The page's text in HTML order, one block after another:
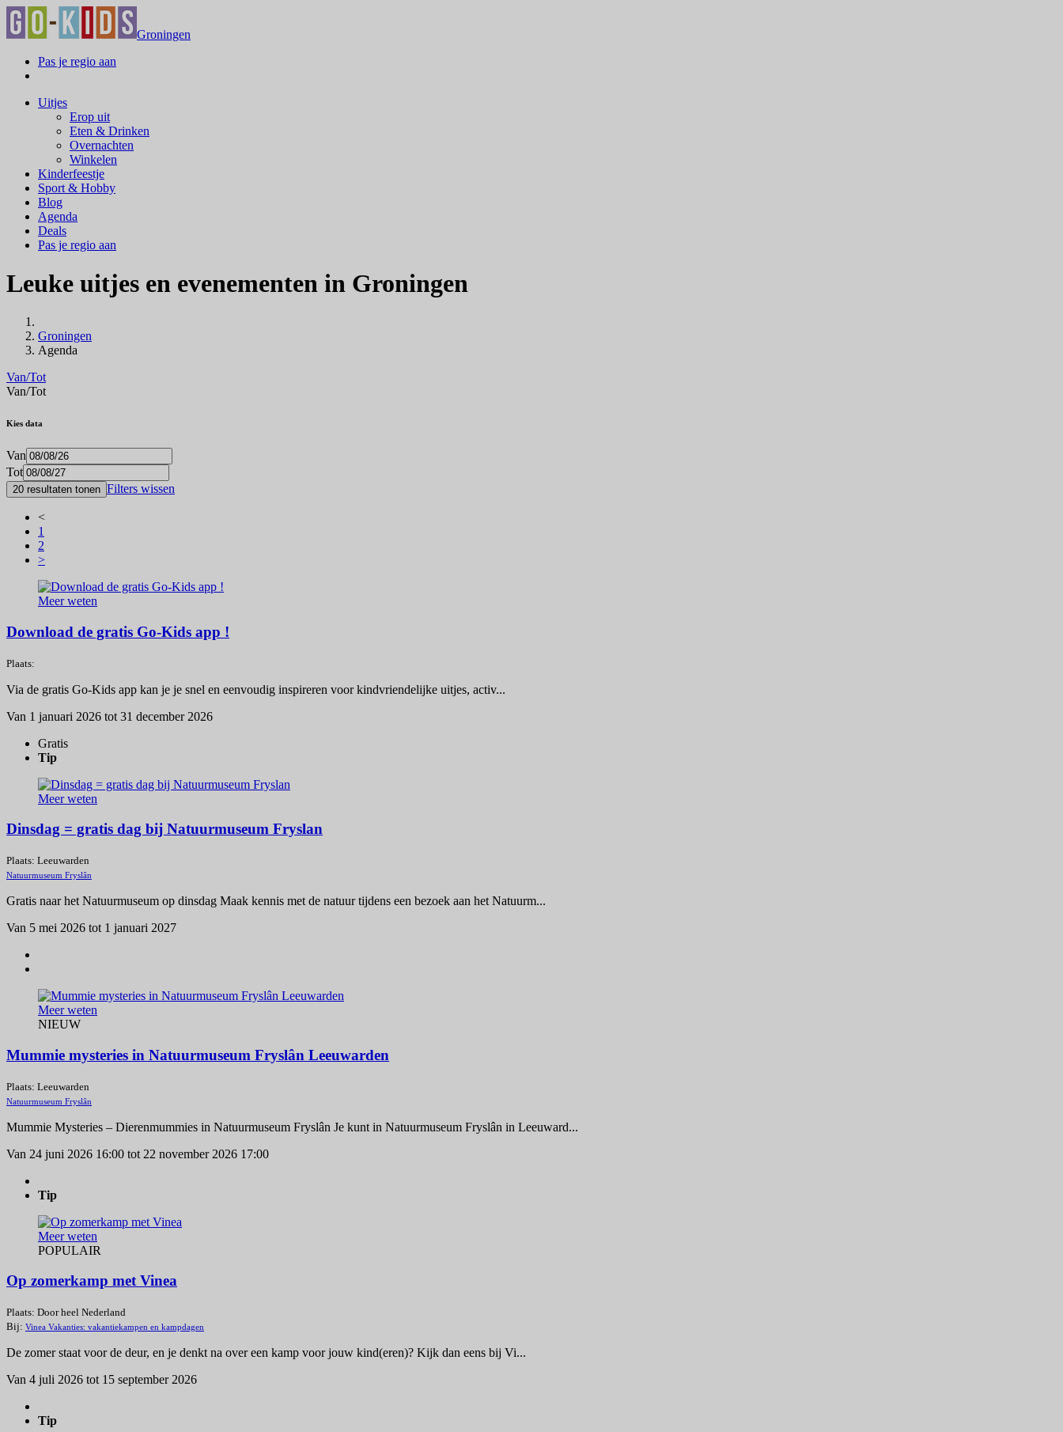
Groningen
Pas je regio aan
Uitjes
Erop uit
Eten & Drinken
Overnachten
Winkelen
Kinderfeestje
Sport & Hobby
Blog
Agenda
Deals
Pas je regio aan
Leuke uitjes en evenementen in Groningen
Groningen
Agenda
Van/Tot
Van/Tot
Kies data
Van
Tot
20 resultaten tonen Filters wissen
<
1
2
>
Meer weten
Download de gratis Go-Kids app !
Plaats:
Via de gratis Go-Kids app kan je je snel en eenvoudig inspireren voor kindvriendelijke uitjes, activ...
Van 1 januari 2026 tot 31 december 2026
Gratis
Tip
Meer weten
Dinsdag = gratis dag bij Natuurmuseum Fryslan
Plaats: Leeuwarden
Natuurmuseum Fryslân
Gratis naar het Natuurmuseum op dinsdag Maak kennis met de natuur tijdens een bezoek aan het Natuurm...
Van 5 mei 2026 tot 1 januari 2027
Meer weten
NIEUW
Mummie mysteries in Natuurmuseum Fryslân Leeuwarden
Plaats: Leeuwarden
Natuurmuseum Fryslân
Mummie Mysteries – Dierenmummies in Natuurmuseum Fryslân Je kunt in Natuurmuseum Fryslân in Leeuward...
Van 24 juni 2026 16:00 tot 22 november 2026 17:00
Tip
Meer weten
POPULAIR
Op zomerkamp met Vinea
Plaats: Door heel Nederland
Bij: Vinea Vakanties: vakantiekampen en kampdagen
De zomer staat voor de deur, en je denkt na over een kamp voor jouw kind(eren)? Kijk dan eens bij Vi...
Van 4 juli 2026 tot 15 september 2026
Tip